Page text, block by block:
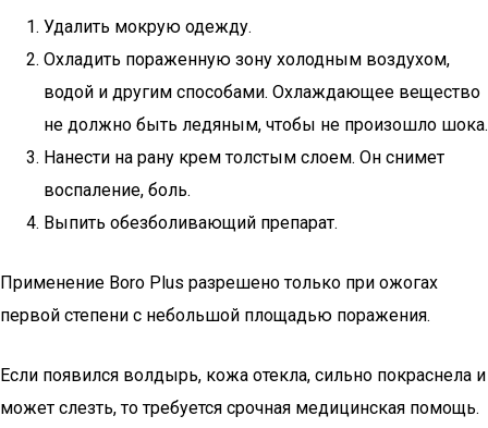
Удалить мокрую одежду.
Охладить пораженную зону холодным воздухом,
водой и другим способами. Охлаждающее вещество
не должно быть ледяным, чтобы не произошло шока.
Нанести на рану крем толстым слоем. Он снимет
воспаление, боль.
Выпить обезболивающий препарат.
Применение Boro Plus разрешено только при ожогах
первой степени с небольшой площадью поражения.
Если появился волдырь, кожа отекла, сильно покраснела и
может слезть, то требуется срочная медицинская помощь.